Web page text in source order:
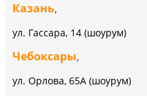
Казань,
ул. Гассара, 14 (шоурум)
Чебоксары,
ул. Орлова, 65А (шоурум)